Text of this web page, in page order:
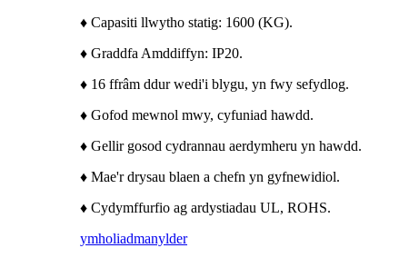
♦ Capasiti llwytho statig: 1600 (KG).
♦ Graddfa Amddiffyn: IP20.
♦ 16 ffrâm ddur wedi'i blygu, yn fwy sefydlog.
♦ Gofod mewnol mwy, cyfuniad hawdd.
♦ Gellir gosod cydrannau aerdymheru yn hawdd.
♦ Mae'r drysau blaen a chefn yn gyfnewidiol.
♦ Cydymffurfio ag ardystiadau UL, ROHS.
ymholiadmanylder